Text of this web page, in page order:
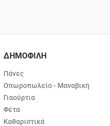
ΔΗΜΟΦΙΛΗ
Πάνες
Οπωροπωλείο - Μαναβική
Γιαούρτια
Φέτα
Καθαριστικά